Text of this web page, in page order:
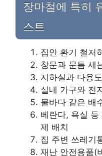
장마철에 특히
스트
집안 환기 철저
창문과 문틈 새
지하실과 다용
실내 가구와 전
물바다 같은 배
베란다, 욕실
제 배치
집 주변 쓰레기
재난 안전용품(